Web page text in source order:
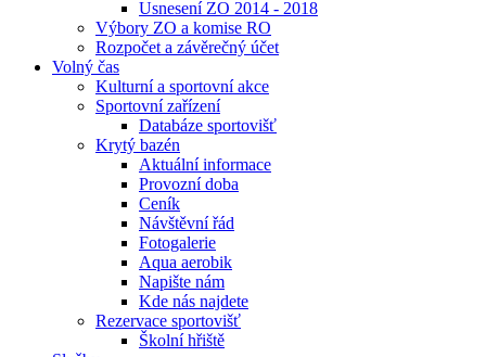
Usnesení ZO 2014 - 2018
Výbory ZO a komise RO
Rozpočet a závěrečný účet
Volný čas
Kulturní a sportovní akce
Sportovní zařízení
Databáze sportovišť
Krytý bazén
Aktuální informace
Provozní doba
Ceník
Návštěvní řád
Fotogalerie
Aqua aerobik
Napište nám
Kde nás najdete
Rezervace sportovišť
Školní hřiště